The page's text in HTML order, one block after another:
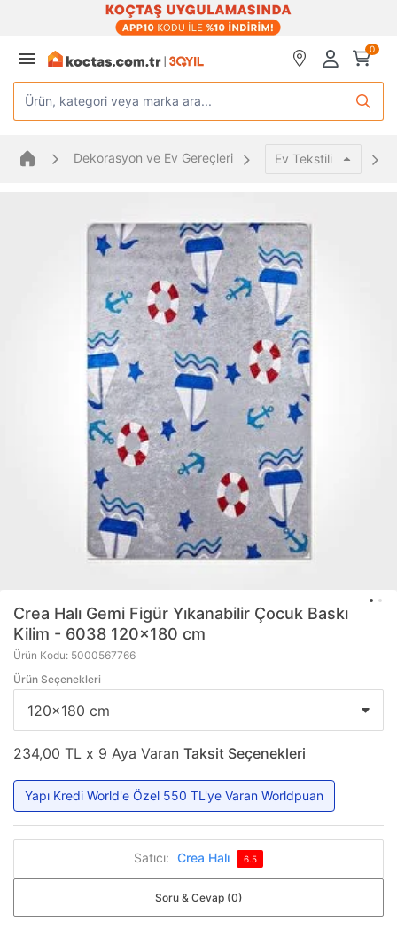
0
Ürün, kategori veya marka ara...
Dekorasyon ve Ev Gereçleri Ev Tekstili
Crea Halı Gemi Figür Yıkanabilir Çocuk Baskı
Kilim - 6038 120x180 cm
Ürün Kodu: 5000567766
Ürün Seçenekleri
234,00 TL x 9 Aya Varan Taksit Seçenekleri
Yapı Kredi World'e Özel 550 TL'ye Varan Worldpuan
Satıcı: Crea Halı 6.5
Soru & Cevap (0)